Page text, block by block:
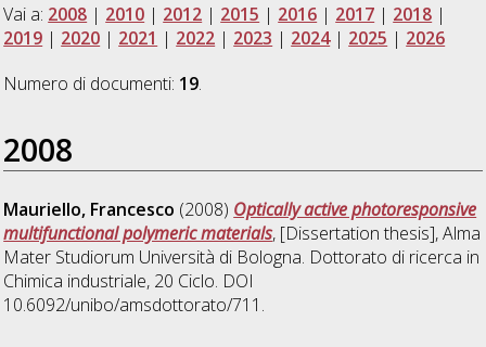
Vai a: 2008 | 2010 | 2012 | 2015 | 2016 | 2017 | 2018 |
2019 | 2020 | 2021 | 2022 | 2023 | 2024| 2025 | 2026
Numero di documenti: 19.
2008
Mauriello, Francesco (2008) Optically active photoresponsive
multifunctional polymeric materials, [Dissertation thesis], Alma
Mater Studiorum Università di Bologna. Dottorato di ricerca in
Chimica industriale, 20 Ciclo. DOI
10.6092/unibo/amsdottorato/711.